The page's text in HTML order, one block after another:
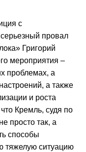
с
провал
Григорий
мероприятия –
проблемах, а
а также
и роста
Кремль, судя по
просто так, а
способы
тяжелую ситуацию